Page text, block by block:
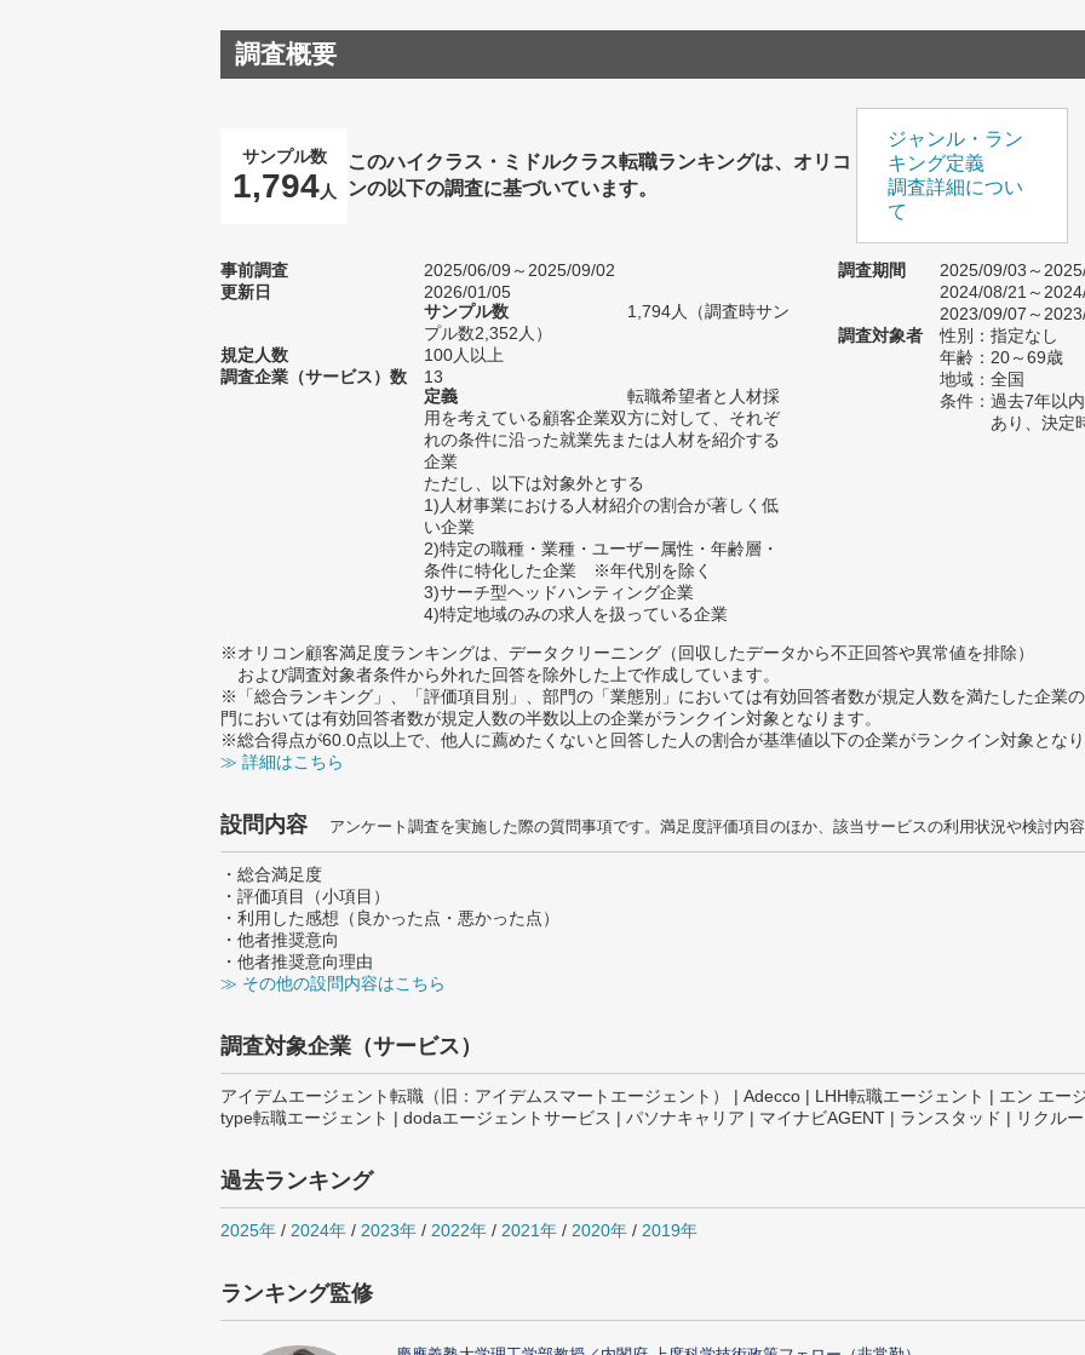
調査概要
サンプル数
1,794人
このハイクラス・ミドルクラス転職ランキングは、オリコ
ンの以下の調査に基づいています。
ジャンル・ラン
キング定義
調査詳細につい
て
事前調査
2025/06/09～2025/09/02
更新日
2026/01/05
サンプル数
1,794人（調査時サン
プル数2,352人）
規定人数
100人以上
調査企業（サービス）数
13
定義
転職希望者と人材採
用を考えている顧客企業双方に対して、それぞ
れの条件に沿った就業先または人材を紹介する
企業
ただし、以下は対象外とする
1)人材事業における人材紹介の割合が著しく低
い企業
2)特定の職種・業種・ユーザー属性・年齢層・
条件に特化した企業 ※年代別を除く
3)サーチ型ヘッドハンティング企業
4)特定地域のみの求人を扱っている企業
調査期間
2025/09/03～
2024/08/21～
2023/09/07～
調査対象者
性別：指定なし
年齢：20～69歳
地域：全国
条件：過去7年以
あり、決定
※オリコン顧客満足度ランキングは、データクリーニング（回収したデータから不正回答や異常値を排除）
および調査対象者条件から外れた回答を除外した上で作成しています。
※「総合ランキング」、「評価項目別」、部門の「業態別」においては有効回答者数が規定人数を満たした企業
門においては有効回答者数が規定人数の半数以上の企業がランクイン対象となります。
※総合得点が60.0点以上で、他人に薦めたくないと回答した人の割合が基準値以下の企業がランクイン対象となり
≫ 詳細はこちら
設問内容 アンケート調査を実施した際の質問事項です。満足度評価項目のほか、該当サービスの利用状況や検討内容
・総合満足度
・評価項目（小項目）
・利用した感想（良かった点・悪かった点）
・他者推奨意向
・他者推奨意向理由
≫ その他の設問内容はこちら
調査対象企業（サービス）
アイデムエージェント転職（旧：アイデムスマートエージェント） | Adecco | LHH転職エージェント | エン エー
type転職エージェント | dodaエージェントサービス | パソナキャリア | マイナビAGENT | ランスタッド | リクル
過去ランキング
2025年 / 2024年 / 2023年 / 2022年 / 2021年 / 2020年 / 2019年
ランキング監修